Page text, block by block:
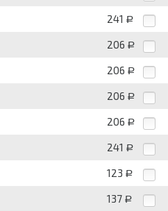
241 Р
206 Р
206 Р
206 Р
206 Р
241 Р
123 Р
137 Р